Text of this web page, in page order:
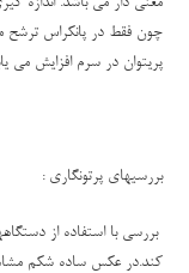
چون فقط در پانکراس ترشح
پریتوان در سرم افزایش می
بررسیهای پرتونگاری :
بررسی با استفاده از
کند.در عکس ساده شکم